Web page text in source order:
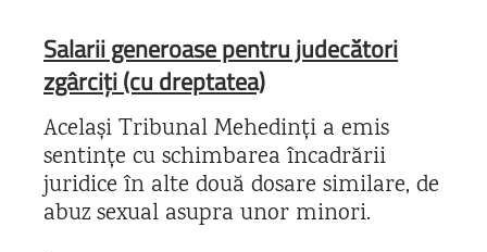
Salarii generoase pentru judecători
zgârciți (cu dreptatea)
Același Tribunal Mehedinți a emis
sentințe cu schimbarea încadrării
juridice în alte două dosare similare, de
abuz sexual asupra unor minori.